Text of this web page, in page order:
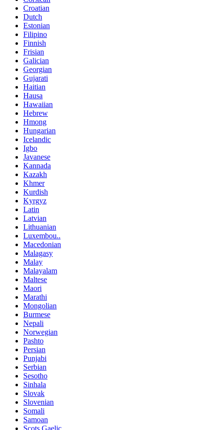
Croatian
Dutch
Estonian
Filipino
Finnish
Frisian
Galician
Georgian
Gujarati
Haitian
Hausa
Hawaiian
Hebrew
Hmong
Hungarian
Icelandic
Igbo
Javanese
Kannada
Kazakh
Khmer
Kurdish
Kyrgyz
Latin
Latvian
Lithuanian
Luxembou..
Macedonian
Malagasy
Malay
Malayalam
Maltese
Maori
Marathi
Mongolian
Burmese
Nepali
Norwegian
Pashto
Persian
Punjabi
Serbian
Sesotho
Sinhala
Slovak
Slovenian
Somali
Samoan